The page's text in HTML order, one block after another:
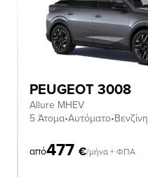
PEUGEOT 3008
Allure MHEV
5 Άτομα•Αυτόματο•Βενζίνη
από477 €/μήνα + ΦΠΑ